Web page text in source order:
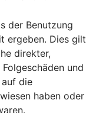
der Benutzung
ergeben. Dies gilt
direkter,
und
die
haben oder